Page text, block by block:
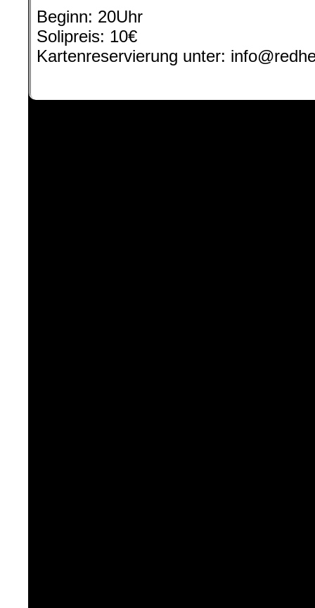
Beginn: 20Uhr
Solipreis: 10€
Kartenreservierung unter: